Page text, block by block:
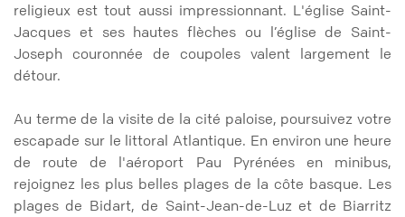
religieux est tout aussi impressionnant. L'église Saint-
Jacques et ses hautes flèches ou l’église de Saint-
Joseph couronnée de coupoles valent largement le
détour.
Au terme de la visite de la cité paloise, poursuivez votre
escapade sur le littoral Atlantique. En environ une heure
de route de l'aéroport Pau Pyrénées en minibus,
rejoignez les plus belles plages de la côte basque. Les
plages de Bidart, de Saint-Jean-de-Luz et de Biarritz